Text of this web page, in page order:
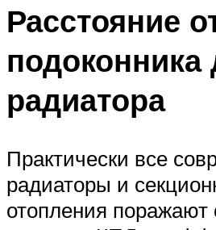
Расстояние
подоконника
радиатора
Практически все
радиаторы и
отопления поражают